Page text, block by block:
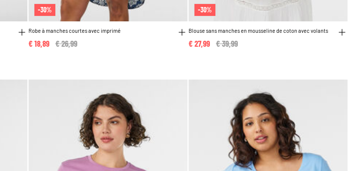
-30%
Robe à manches courtes avec imprimé
Price reduced from
€ 26,99
€ 18,89
-30%
Blouse sans manches en mousseline de coton avec volants
Price reduced from
€ 39,99
€ 27,99